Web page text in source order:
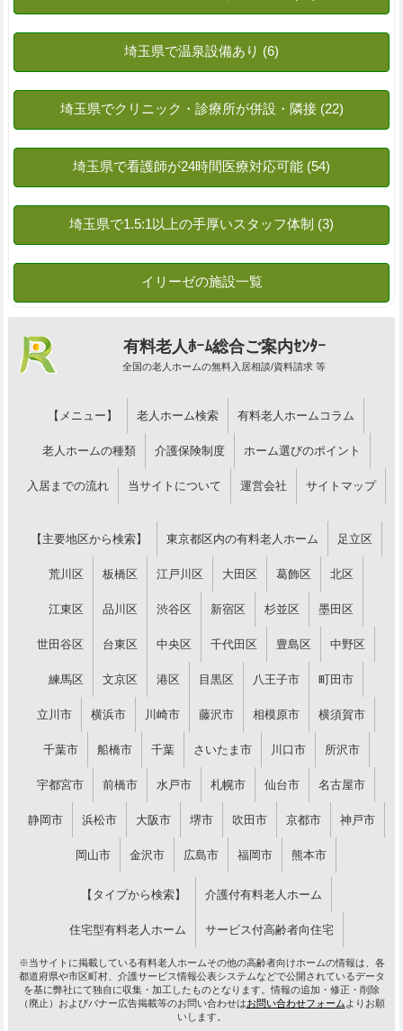
有料老人ﾎｰﾑ総合ご案内ｾﾝﾀｰ
全国の老人ホームの無料入居相談/資料請求 等
【メニュー】 老人ホーム検索 有料老人ホームコラム
老人ホームの種類 介護保険制度 ホーム選びのポイント
入居までの流れ 当サイトについて 運営会社 サイトマップ
【主要地区から検索】 東京都区内の有料老人ホーム 足立区
荒川区 板橋区 江戸川区 大田区 葛飾区 北区
江東区 品川区 渋谷区 新宿区 杉並区 墨田区
世田谷区 台東区 中央区 千代田区 豊島区 中野区
練馬区 文京区 港区 目黒区 八王子市 町田市
立川市 横浜市 川崎市 藤沢市 相模原市 横須賀市
千葉市 船橋市 千葉 さいたま市 川口市 所沢市
宇都宮市 前橋市 水戸市 札幌市 仙台市 名古屋市
静岡市 浜松市 大阪市 堺市 吹田市 京都市 神戸市
岡山市 金沢市 広島市 福岡市 熊本市
【タイプから検索】 介護付有料老人ホーム
住宅型有料老人ホーム サービス付高齢者向住宅
※当サイトに掲載している有料老人ホームその他の高齢者向けホームの情報は、各
都道府県や市区町村、介護サービス情報公表システムなどで公開されているデータ
を基に弊社にて独自に収集・加工したものとなります。情報の追加・修正・削除
（廃止）およびバナー広告掲載等のお問い合わせはお問い合わせフォーム よりお願
いします。